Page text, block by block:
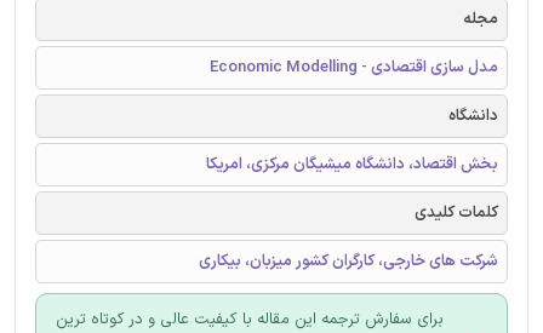
مجله
مدل سازی اقتصادی - Economic Modelling
دانشگاه
بخش اقتصاد، دانشگاه میشیگان مرکزی، امریکا
کلمات کلیدی
شرکت های خارجی، کارگران کشور میزبان، بیکاری
برای سفارش ترجمه این مقاله با کیفیت عالی و در کوتاه ترین